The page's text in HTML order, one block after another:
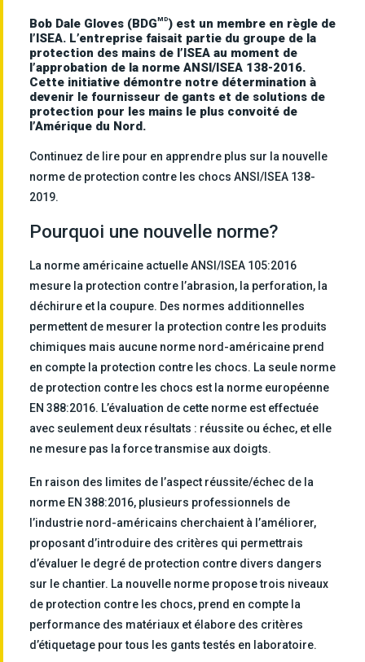
Bob Dale Gloves (BDGMD) est un membre en règle de
l’ISEA. L’entreprise faisait partie du groupe de la
protection des mains de l’ISEA au moment de
l’approbation de la norme ANSI/ISEA 138-2016.
Cette initiative démontre notre détermination à
devenir le fournisseur de gants et de solutions de
protection pour les mains le plus convoité de
l’Amérique du Nord.
Continuez de lire pour en apprendre plus sur la nouvelle
norme de protection contre les chocs ANSI/ISEA 138-
2019.
Pourquoi une nouvelle norme?
La norme américaine actuelle ANSI/ISEA 105:2016
mesure la protection contre l’abrasion, la perforation, la
déchirure et la coupure. Des normes additionnelles
permettent de mesurer la protection contre les produits
chimiques mais aucune norme nord-américaine prend
en compte la protection contre les chocs. La seule norme
de protection contre les chocs est la norme européenne
EN 388:2016. L’évaluation de cette norme est effectuée
avec seulement deux résultats : réussite ou échec, et elle
ne mesure pas la force transmise aux doigts.
En raison des limites de l’aspect réussite/échec de la
norme EN 388:2016, plusieurs professionnels de
l’industrie nord-américains cherchaient à l’améliorer,
proposant d’introduire des critères qui permettrais
d’évaluer le degré de protection contre divers dangers
sur le chantier. La nouvelle norme propose trois niveaux
de protection contre les chocs, prend en compte la
performance des matériaux et élabore des critères
d’étiquetage pour tous les gants testés en laboratoire.